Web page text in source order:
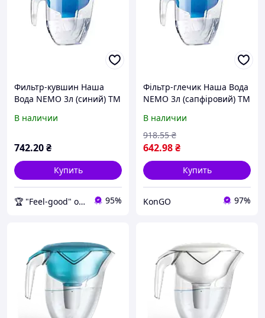
Фильтр-кувшин Наша
Вода NEMO 3л (синий) ТМ
В наличии
742.20₴
Купить
🏆 "Feel-good" онлайн-магазин 95%
Фільтр-глечик Наша Вода
NEMO 3л (сапфіровий) ТМ
В наличии
642.98₴
918.55 ₴
Купить
KonGO 97%